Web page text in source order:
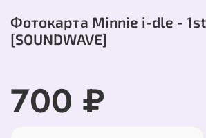
Фотокарта Minnie i-dle - 1st
[SOUNDWAVE]
700 ₽